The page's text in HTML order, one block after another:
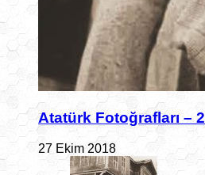
Atatürk Fotoğrafları – 2
27 Ekim 2018